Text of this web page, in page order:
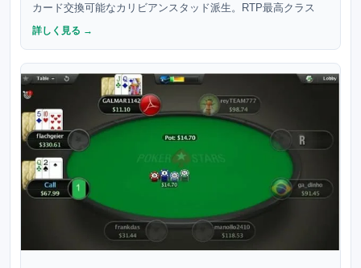
カード交換可能なカリビアンスタッド派生。RTP最高クラス
詳しく見る →